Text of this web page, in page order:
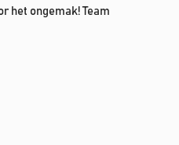
het ongemak! Team